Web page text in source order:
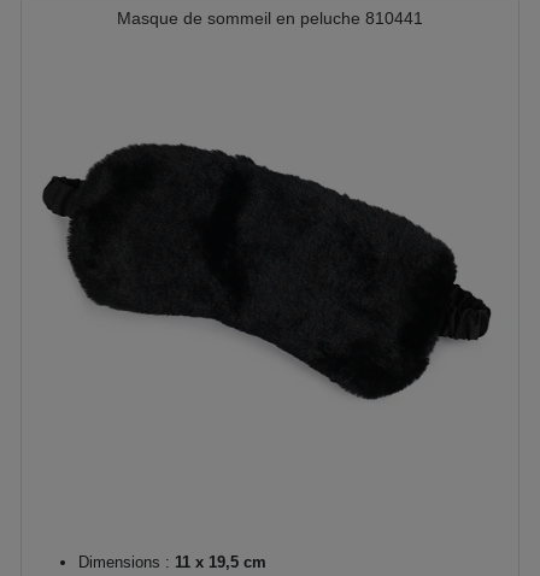
Masque de sommeil en peluche 810441
Dimensions : 11 x 19,5 cm